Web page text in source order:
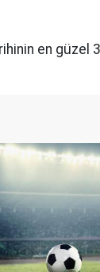
en güzel